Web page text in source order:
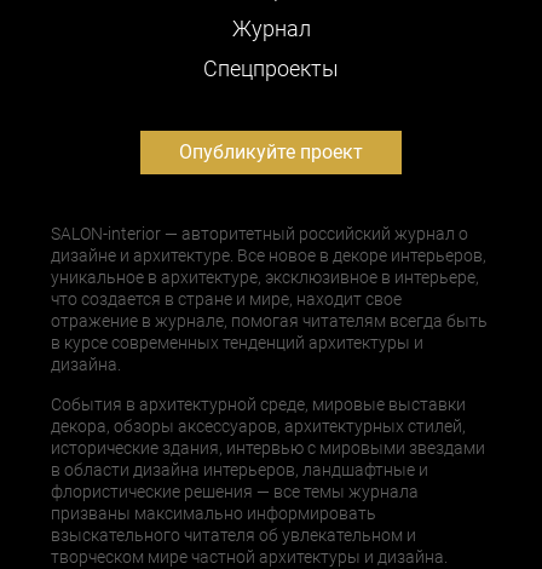
Журнал
Cпецпроекты
Опубликуйте проект
SALON-interior — авторитетный российский журнал о
дизайне и архитектуре. Все новое в декоре интерьеров,
уникальное в архитектуре, эксклюзивное в интерьере,
что создается в стране и мире, находит свое
отражение в журнале, помогая читателям всегда быть
в курсе современных тенденций архитектуры и
дизайна.
События в архитектурной среде, мировые выставки
декора, обзоры аксессуаров, архитектурных стилей,
исторические здания, интервью с мировыми звездами
в области дизайна интерьеров, ландшафтные и
флористические решения — все темы журнала
призваны максимально информировать
взыскательного читателя об увлекательном и
творческом мире частной архитектуры и дизайна.